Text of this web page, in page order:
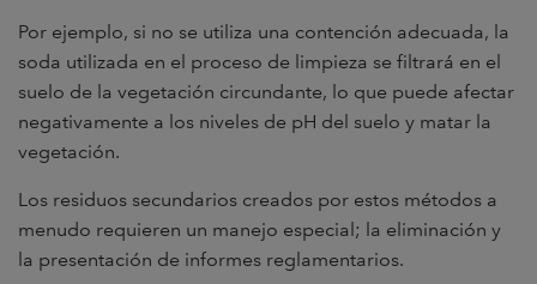
Por ejemplo, si no se utiliza una contención adecuada, la
soda utilizada en el proceso de limpieza se filtrará en el
suelo de la vegetación circundante, lo que puede afectar
negativamente a los niveles de pH del suelo y matar la
vegetación.
Los residuos secundarios creados por estos métodos a
menudo requieren un manejo especial; la eliminación y
la presentación de informes reglamentarios.